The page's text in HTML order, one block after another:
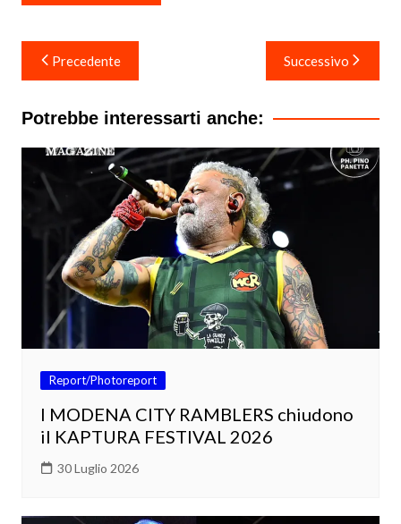
Navigazione
articoli
Precedente Successivo
Potrebbe interessarti anche:
Report/Photoreport
I MODENA CITY RAMBLERS chiudono
il KAPTURA FESTIVAL 2026
30 Luglio 2026